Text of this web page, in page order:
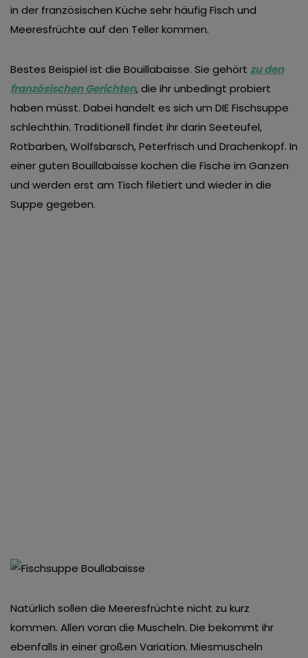
in der französischen Küche sehr häufig Fisch und
Meeresfrüchte auf den Teller kommen.
Bestes Beispiel ist die Bouillabaisse. Sie gehört zu den
französischen Gerichten, die ihr unbedingt probiert
haben müsst. Dabei handelt es sich um DIE Fischsuppe
schlechthin. Traditionell findet ihr darin Seeteufel,
Rotbarben, Wolfsbarsch, Peterfrisch und Drachenkopf. In
einer guten Bouillabaisse kochen die Fische im Ganzen
und werden erst am Tisch filetiert und wieder in die
Suppe gegeben.
Natürlich sollen die Meeresfrüchte nicht zu kurz
kommen. Allen voran die Muscheln. Die bekommt ihr
ebenfalls in einer großen Variation. Miesmuscheln